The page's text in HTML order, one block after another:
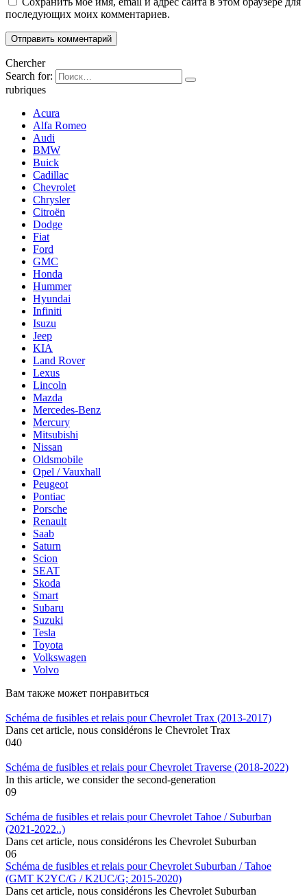
последующих моих комментариев.
Chercher
Search for:
rubriques
Acura
Alfa Romeo
Audi
BMW
Buick
Cadillac
Chevrolet
Chrysler
Citroën
Dodge
Fiat
Ford
GMC
Honda
Hummer
Hyundai
Infiniti
Isuzu
Jeep
KIA
Land Rover
Lexus
Lincoln
Mazda
Mercedes-Benz
Mercury
Mitsubishi
Nissan
Oldsmobile
Opel / Vauxhall
Peugeot
Pontiac
Porsche
Renault
Saab
Saturn
Scion
SEAT
Skoda
Smart
Subaru
Suzuki
Tesla
Toyota
Volkswagen
Volvo
Вам также может понравиться
Schéma de fusibles et relais pour Chevrolet Trax (2013-2017)
Dans cet article, nous considérons le Chevrolet Trax
040
Schéma de fusibles et relais pour Chevrolet Traverse (2018-2022)
In this article, we consider the second-generation
09
Schéma de fusibles et relais pour Chevrolet Tahoe / Suburban
(2021-2022..)
Dans cet article, nous considérons les Chevrolet Suburban
06
Schéma de fusibles et relais pour Chevrolet Suburban / Tahoe
(GMT K2YC/G / K2UC/G; 2015-2020)
Dans cet article, nous considérons les Chevrolet Suburban